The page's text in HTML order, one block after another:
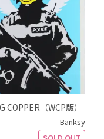
COPPER（WCP版）
Banksy